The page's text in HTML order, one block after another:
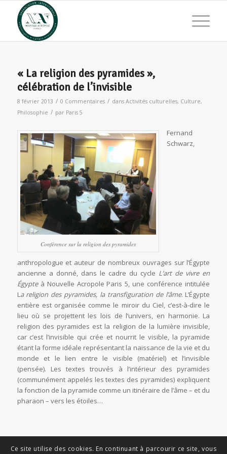
« La religion des pyramides »,
célébration de l’invisible
8 février 2013 / 0 Commentaires / dans Activités culturelles, Culture,
Philosophie / par Paris 5
Conférence sur la religion des pyramides
Fernand
Schwarz,
anthropologue et auteur de nombreux ouvrages sur l’Égypte
ancienne a donné, dans le cadre du cycle L’art de vivre en
Égypteà Nouvelle Acropole Paris 5, une conférence intitulée
La religion des pyramides, la transfiguration de l’âme. L’Égypte
entière est organisée comme le miroir du Ciel, c’est-à-dire le
lieu où se projettent les lois de l’univers, en harmonie. La
religion des pyramides est la religion de la lumière invisible,
car c’est l’invisible qui crée et nourrit le visible, la pyramide
étant la forme idéale représentant la naissance de la vie et du
monde et le lien entre le visible (matériel) et l’invisible
(pensée). Les textes trouvés à l’intérieur des pyramides
(communément appelés les textes des pyramides) expliquent
la fonction de la pyramide comme un itinéraire de l’âme – et du
pharaon – vers les étoiles…
Ce site utilise des cookies. En continuant à parcourir ce site, vous